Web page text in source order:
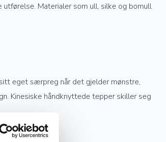
Materialer som ull, silke og bomull
sitt eget særpreg når det gjelder mønstre,
Kinesiske håndknyttede tepper skiller seg